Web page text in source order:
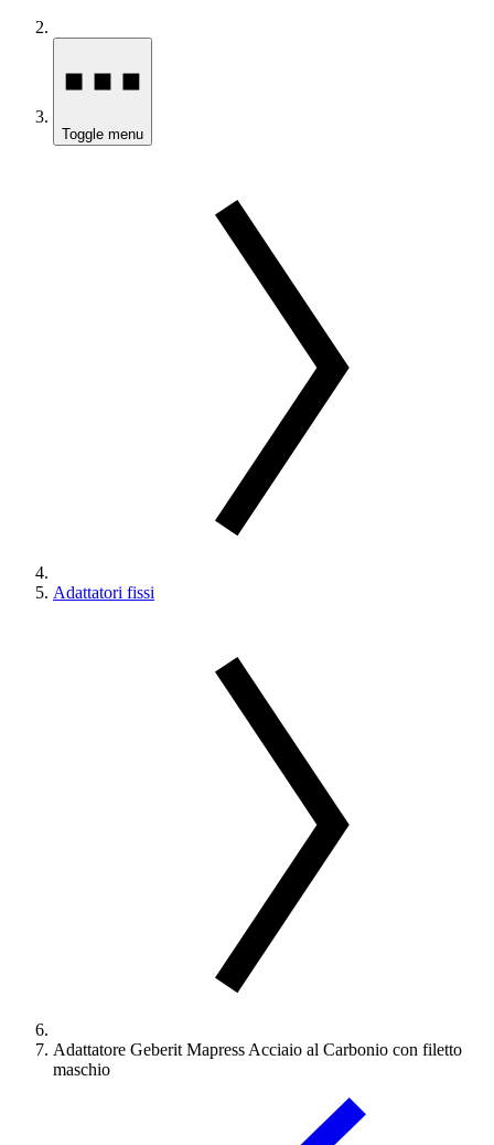
Toggle menu
Adattatori fissi
Adattatore Geberit Mapress Acciaio al Carbonio con filetto
maschio